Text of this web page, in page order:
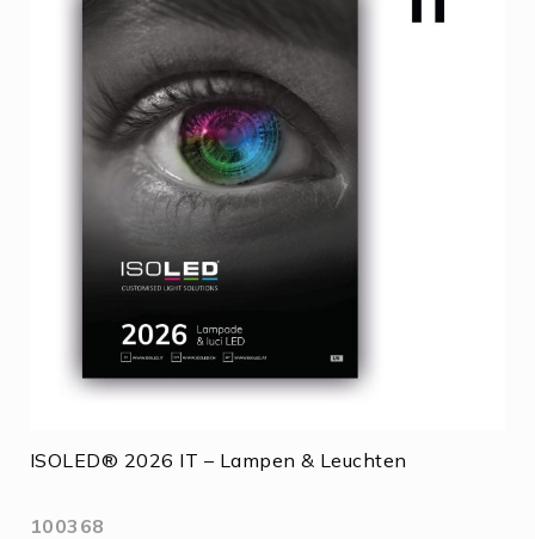
ISOLED® 2026 IT – Lampen & Leuchten
100368